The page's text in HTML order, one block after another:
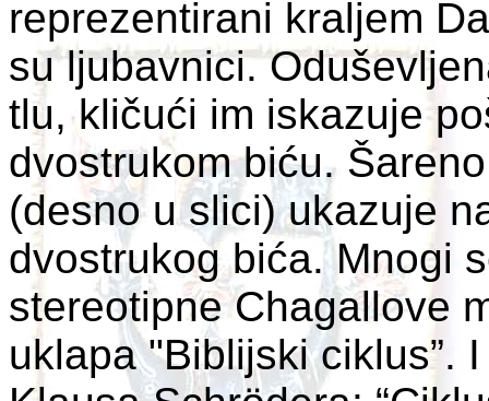
reprezentirani kraljem
su ljubavnici.
tlu, kličući im iskazuje
dvostrukom biću.
(desno u slici) ukazuje
dvostrukog bića. Mnogi
stereotipne Chagallove
uklapa "Biblijski ciklus”.